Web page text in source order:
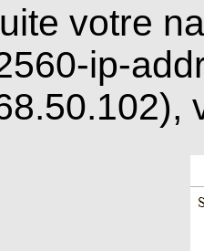
votre
ip-